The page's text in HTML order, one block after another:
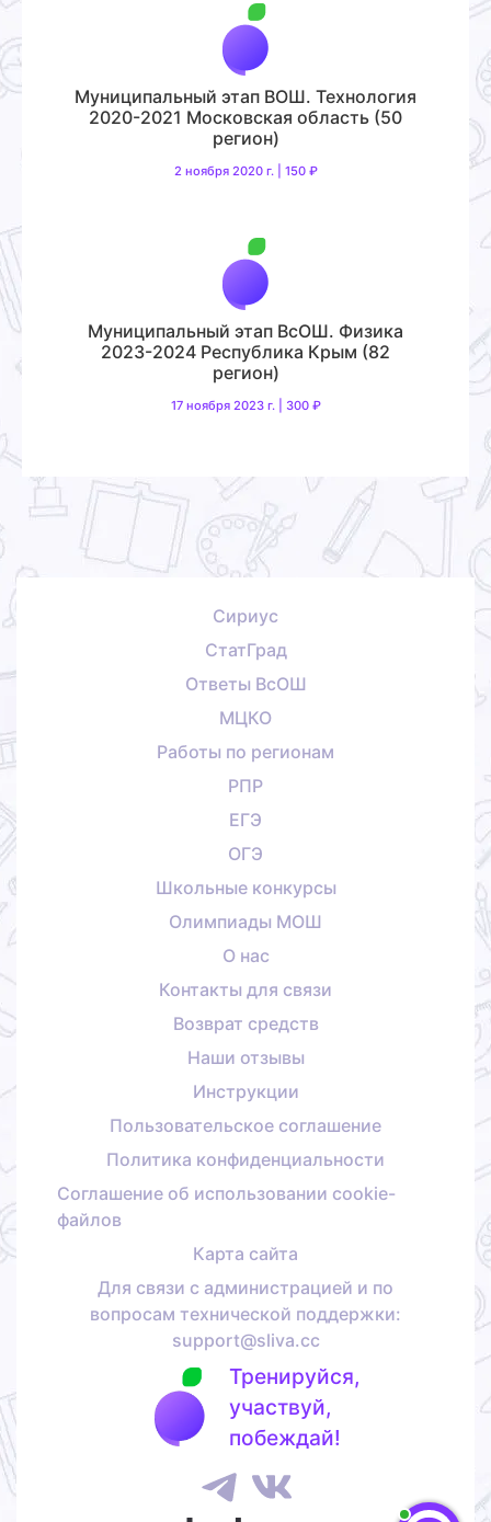
Муниципальный этап ВОШ. Технология
2020-2021 Московская область (50
регион)
2 ноября 2020 г. | 150 ₽
Муниципальный этап ВсОШ. Физика
2023-2024 Республика Крым (82
регион)
17 ноября 2023 г. | 300 ₽
Сириус
СтатГрад
Ответы ВсОШ
МЦКО
Работы по регионам
РПР
ЕГЭ
ОГЭ
Школьные конкурсы
Олимпиады МОШ
О нас
Контакты для связи
Возврат средств
Наши отзывы
Инструкции
Пользовательское соглашение
Политика конфиденциальности
Соглашение об использовании cookie-
файлов
Карта сайта
Для связи с администрацией и по
вопросам технической поддержки:
support@sliva.cc
Тренируйся,
участвуй,
побеждай!